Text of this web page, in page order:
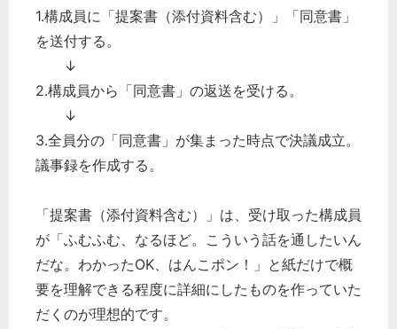
1.構成員に「提案書（添付資料含む）」「同意書」
を送付する。
↓
2.構成員から「同意書」の返送を受ける。
↓
3.全員分の「同意書」が集まった時点で決議成立。
議事録を作成する。
「提案書（添付資料含む）」は、受け取った構成員
が「ふむふむ、なるほど。こういう話を通したいん
だな。わかったOK、はんこポン！」と紙だけで概
要を理解できる程度に詳細にしたものを作っていた
だくのが理想的です。